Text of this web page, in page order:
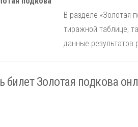
В разделе «Золотая
тиражной таблице,
данные результатов
билет Золотая подкова